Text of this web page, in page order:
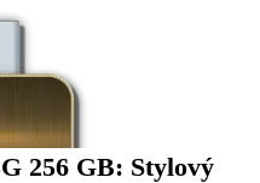
256 GB: Stylový